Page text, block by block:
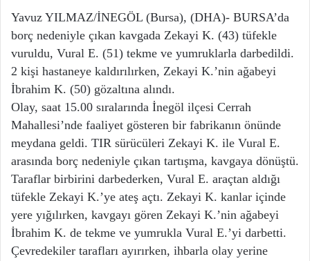
Yavuz YILMAZ/İNEGÖL (Bursa), (DHA)- BURSA’da
borç nedeniyle çıkan kavgada Zekayi K. (43) tüfekle
vuruldu, Vural E. (51) tekme ve yumruklarla darbedildi.
2 kişi hastaneye kaldırılırken, Zekayi K.’nin ağabeyi
İbrahim K. (50) gözaltına alındı.
​Olay, saat 15.00 sıralarında İnegöl ilçesi Cerrah
Mahallesi’nde faaliyet gösteren bir fabrikanın önünde
meydana geldi. TIR sürücüleri Zekayi K. ile Vural E.
arasında borç nedeniyle çıkan tartışma, kavgaya dönüştü.
Taraflar birbirini darbederken, Vural E. araçtan aldığı
tüfekle Zekayi K.’ye ateş açtı. Zekayi K. kanlar içinde
yere yığılırken, kavgayı gören Zekayi K.’nin ağabeyi
İbrahim K. de tekme ve yumrukla Vural E.’yi darbetti.
Çevredekiler tarafları ayırırken, ihbarla olay yerine